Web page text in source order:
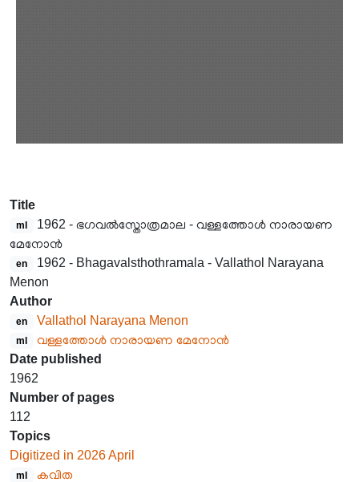
Title
ml
1962 - ഭഗവൽസ്തോത്രമാല - വള്ളത്തോൾ നാരായണ
മേനോൻ
en
1962 - Bhagavalsthothramala - Vallathol Narayana
Menon
Author
en Vallathol Narayana Menon
ml
വള്ളത്തോൾ നാരായണ മേനോൻ
Date published
1962
Number of pages
112
Topics
Digitized in 2026 April
ml കവിത